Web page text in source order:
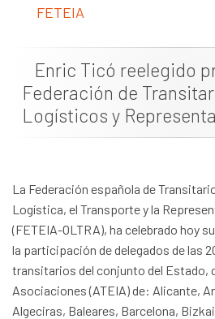
Noticias
FETEIA
Enric Ticó reelegido
Federación de
Logísticos y
La Federación española de
Logística, el Transporte y la
(FETEIA-OLTRA), ha celebrado hoy
la participación de delegados de las
transitarios del conjunto del Estado,
Asociaciones (ATEIA) de: Alicante,
Algeciras, Baleares, Barcelona,